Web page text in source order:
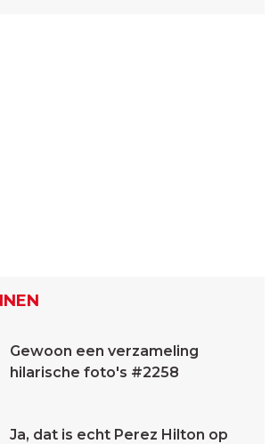
Gewoon een verzameling
hilarische foto's #2258
Ja, dat is echt Perez Hilton op